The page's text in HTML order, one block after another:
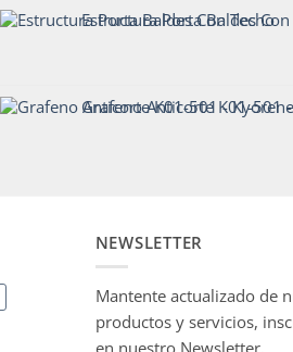
Estructura Porta Baldes
Grafeno Anticorte K01-501 -
NEWSLETTER
Mantente actualizado de
productos y servicios,
en nuestro Newsletter.